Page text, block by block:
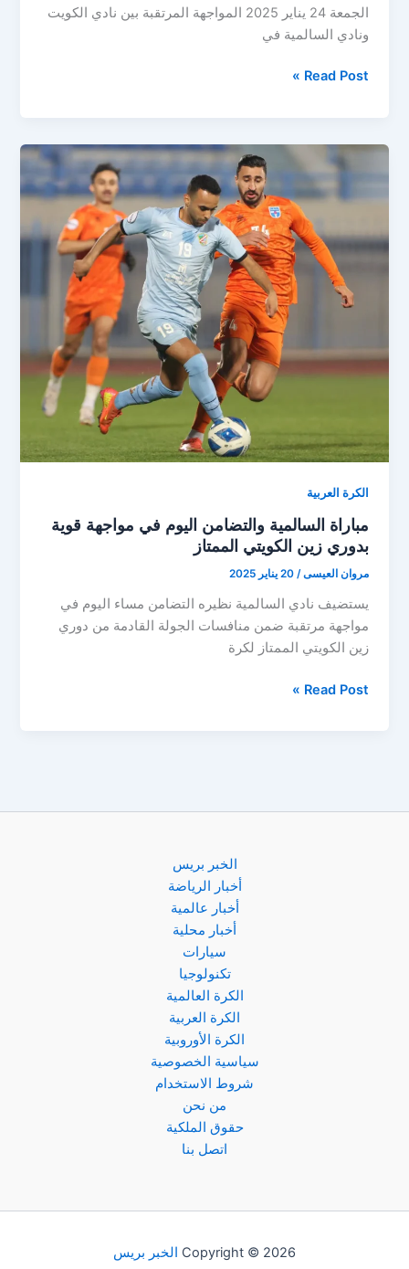
الجمعة 24 يناير 2025 المواجهة المرتقبة بين نادي الكويت
ونادي السالمية في
مباراة
السالمية
كأس
الكويتي
2025
Read Post »
الكرة العربية
مباراة السالمية والتضامن اليوم في مواجهة قوية
بدوري زين الكويتي الممتاز
مروان العيسى/20 يناير 2025
يستضيف نادي السالمية نظيره التضامن مساء اليوم في
مواجهة مرتقبة ضمن منافسات الجولة القادمة من دوري
زين الكويتي الممتاز لكرة
مباراة
Read Post »
الخبر بريس
أخبار الرياضة
أخبار عالمية
أخبار محلية
سيارات
تكنولوجيا
الكرة العالمية
الكرة العربية
الكرة الأوروبية
سياسية الخصوصية
شروط الاستخدام
من نحن
حقوق الملكية
اتصل بنا
Copyright © 2026 الخبر بريس